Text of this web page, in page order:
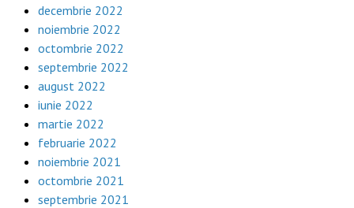
decembrie 2022
noiembrie 2022
octombrie 2022
septembrie 2022
august 2022
iunie 2022
martie 2022
februarie 2022
noiembrie 2021
octombrie 2021
septembrie 2021